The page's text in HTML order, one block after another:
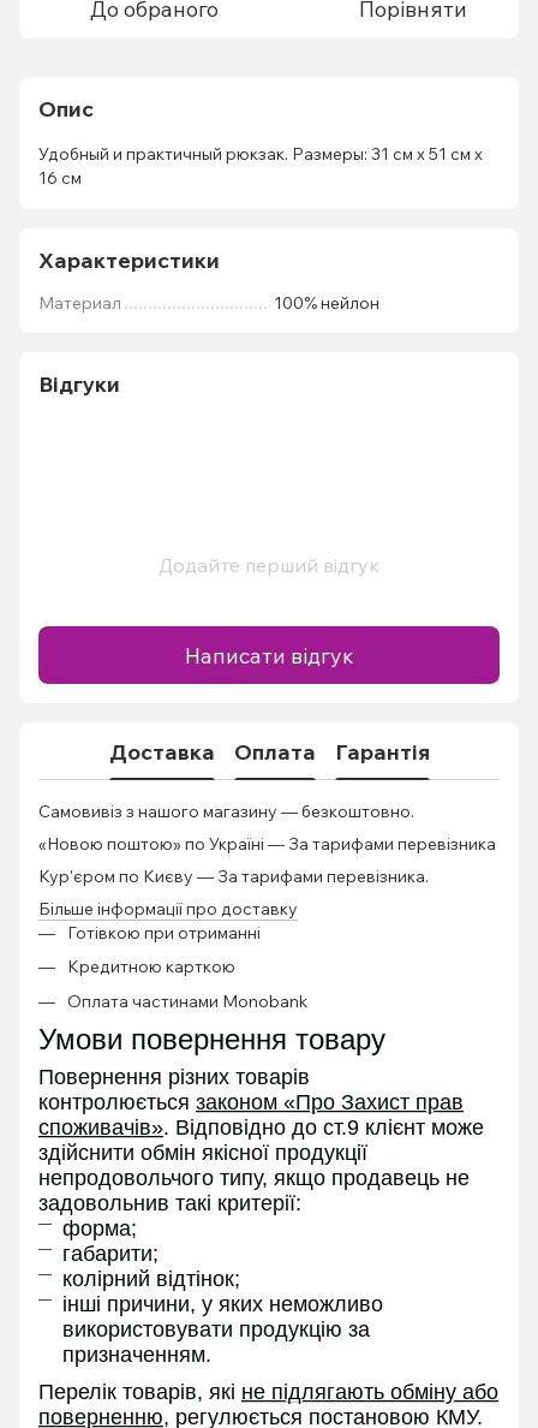
До обраного Порівняти
Опис
Удобный и практичный рюкзак. Размеры: 31 см x 51 см x
16 см
Характеристики
Материал 100% нейлон
Відгуки
Додайте перший відгук
Написати відгук
Доставка Оплата Гарантія
Самовивіз з нашого магазину — безкоштовно.
«Новою поштою» по Україні — За тарифами перевізника
Кур'єром по Києву — За тарифами перевізника.
Більше інформації про доставку
Готівкою при отриманні
Кредитною карткою
Оплата частинами Monobank
Умови повернення товару
Повернення різних товарів
контролюється законом «Про Захист прав
споживачів». Відповідно до ст.9 клієнт може
здійснити обмін якісної продукції
непродовольчого типу, якщо продавець не
задовольнив такі критерії:
форма;
габарити;
колірний відтінок;
інші причини, у яких неможливо
використовувати продукцію за
призначенням.
Перелік товарів, які не підлягають обміну або
поверненню, регулюється постановою КМУ.